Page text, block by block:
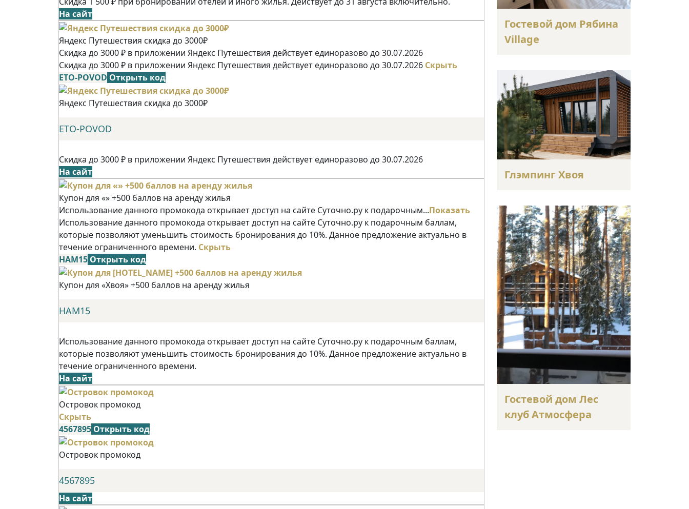
На сайт
Яндекс Путешествия скидка до 3000₽
Скидка до 3000 ₽ в приложении Яндекс Путешествия действует единоразово до 30.07.2026
Скидка до 3000 ₽ в приложении Яндекс Путешествия действует единоразово до 30.07.2026 Скрыть
ETO-POVOD Открыть код
Яндекс Путешествия скидка до 3000₽
ETO-POVOD
Скидка до 3000 ₽ в приложении Яндекс Путешествия действует единоразово до 30.07.2026
На сайт
Купон для «» +500 баллов на аренду жилья
Использование данного промокода открывает доступ на сайте Суточно.ру к подарочным...Показать
Использование данного промокода открывает доступ на сайте Суточно.ру к подарочным баллам,
которые позволяют уменьшить стоимость бронирования до 10%. Данное предложение актуально в
течение ограниченного времени. Скрыть
НАМ15 Открыть код
Купон для «Хвоя» +500 баллов на аренду жилья
НАМ15
Использование данного промокода открывает доступ на сайте Суточно.ру к подарочным баллам,
которые позволяют уменьшить стоимость бронирования до 10%. Данное предложение актуально в
течение ограниченного времени.
На сайт
Островок промокод
Скрыть
4567895 Открыть код
Островок промокод
4567895
На сайт
Гостевой дом Рябина
Village
Глэмпинг Хвоя
Гостевой дом Лес
клуб Атмосфера